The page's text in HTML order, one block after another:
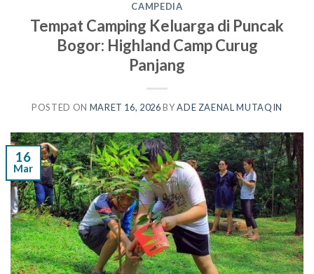
CAMPEDIA
Tempat Camping Keluarga di Puncak
Bogor: Highland Camp Curug
Panjang
POSTED ON MARET 16, 2026 BYADE ZAENAL MUTAQIN
16
Mar